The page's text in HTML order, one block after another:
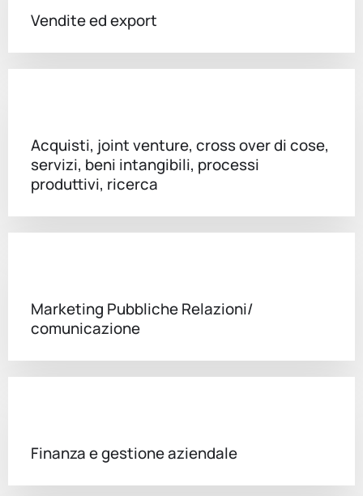
Vendite ed export
Acquisti, joint venture, cross over di cose,
servizi, beni intangibili, processi
produttivi, ricerca
Marketing Pubbliche Relazioni/
comunicazione
Finanza e gestione aziendale